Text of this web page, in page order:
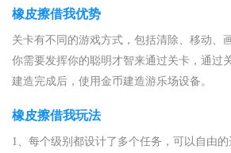
橡皮擦借我优势
关卡有不同的游戏方式，包括清除、移动、
你需要发挥你的聪明才智来通过关卡，通过
建造完成后，使用金币建造游乐场设备。
橡皮擦借我玩法
1、每个级别都设计了多个任务，可以自由的